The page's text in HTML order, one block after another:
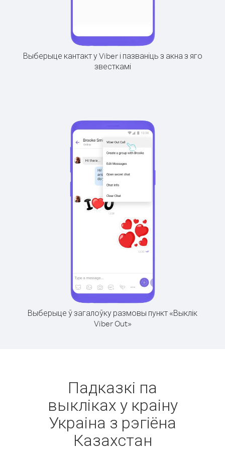
Выберыце кантакт у Viber і пазваніць з акна з яго
звесткамі
Выберыце ў загалоўку размовы пункт «Выклік
Viber Out»
Падказкі па
выкліках у краіну
Украіна з рэгіёна
Казахстан